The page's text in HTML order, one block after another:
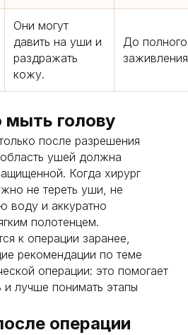
Они могут
давить на уши и
раздражать
кожу.
До полного
заживления
голову
после разрешения
ушей должна
Когда хирург
не тереть уши, не
воду и аккуратно
полотенцем.
к операции заранее,
рекомендации по теме
операции: это помогает
и лучше понимать этапы
операции